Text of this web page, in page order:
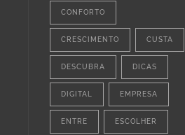
CONFORTO
CRESCIMENTO CUSTA
DESCUBRA DICAS
DIGITAL EMPRESA
ENTRE ESCOLHER